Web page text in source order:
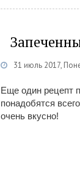
31 июль 2017,
Еще один рецепт
понадобятся
очень вкусно!